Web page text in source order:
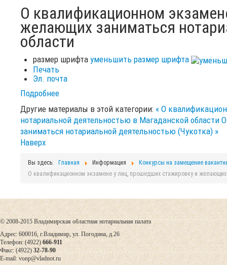
О квалификационном
желающих заниматься
области
размер шрифта уменьшить размер шрифта
Печать
Эл. почта
Подробнее
Другие материалы в этой категории: « О
нотариальной деятельностью в Магаданской области
заниматься нотариальной деятельностью (Чукотка) »
Наверх
Вы здесь: Главная Информация
Конкурсы на замещение
О квалификационном экзамене у лиц, прошедших стажировку и
© 2008-2015 Владимирская областная нотариальная палата
Адрес: 600016, г.Владимир, ул. Погодина, д.26
Телефон: (4922) 666-911
Факс: (4922)32-78-90
E-mail: vonp@vladnot.ru